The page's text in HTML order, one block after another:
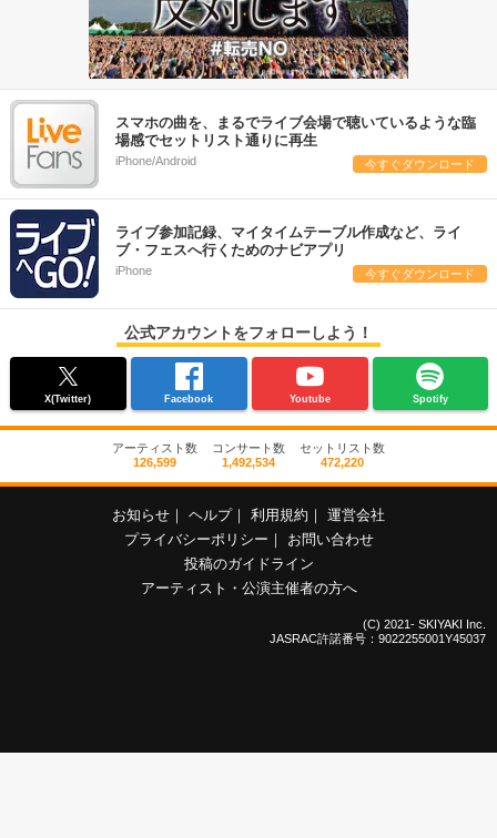
スマホの曲を、まるでライブ会場で聴いているような臨
場感でセットリスト通りに再生
iPhone/Android 今すぐダウンロード
ライブ参加記録、マイタイムテーブル作成など、ライ
ブ・フェスへ行くためのナビアプリ
iPhone 今すぐダウンロード
公式アカウントをフォローしよう！
X(Twitter) Facebook Youtube Spotify
アーティスト数
126,599
コンサート数
1,492,534
セットリスト数
472,220
お知らせ ヘルプ 利用規約
運営会社
プライバシーポリシー
お問い合わせ
投稿のガイドライン
アーティスト・公演主催者の方へ
(C) 2021- SKIYAKI Inc.
JASRAC許諾番号：9022255001Y45037